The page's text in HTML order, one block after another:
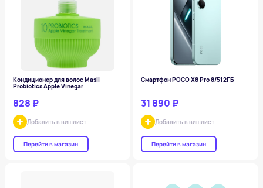
Кондиционер для волос Masil
Probiotics Apple Vinegar
828 ₽
Добавить в вишлист
Перейти в магазин
Смартфон POCO X8 Pro 8/512ГБ
31 890 ₽
Добавить в вишлист
Перейти в магазин